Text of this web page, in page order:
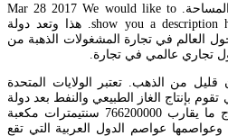
اكبر ثلاث دول عربية من حيث المساحة. Mar 28 2017 We would like to
show you a description here but the site wont allow us. هذا وتعد دولة
العالم في تجارة المشغولات الذهبة من
تجاري عالمي في تجارة.
قليل من الذهب. تعتبر الولايات المتحدة
تقوم بإنتاج الغاز الطبيعي والنفط بعد دولة
قطر العربية حيث أنها تقوم بإنتاج ما يقارب 766200000 سنتيمترات مكعبة
وعواصمها عواصم الدول العربية التي تقع